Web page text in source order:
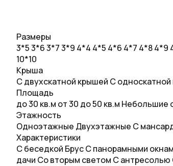
Размеры
3*53*63*73*9 4*4 4*5 4*6 4*7 4*84*9
10*10
Крыша
С двухскатной крышей С
Площадь
до 30 кв.м от 30 до 50 кв.м Небольшие
Этажность
Одноэтажные Двухэтажные С
Характеристики
С беседкой БрусС панорамными
дачи Со вторым светом С антресолью